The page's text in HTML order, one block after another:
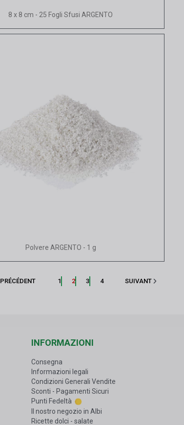
Vista rapida
8 x 8 cm - 25 Fogli Sfusi ARGENTO
Vista rapida
Polvere ARGENTO - 1 g
PRÉCÉDENT 1 2 3 4 SUIVANT
INFORMAZIONI
Consegna
Informazioni legali
Condizioni Generali Vendite
Sconti - Pagamenti Sicuri
Punti Fedeltà
Il nostro negozio in Albi
Ricette dolci - salate